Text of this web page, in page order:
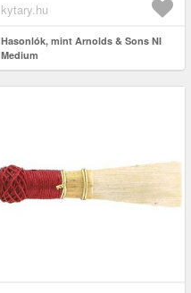
kytary.hu
Hasonlók, mint Arnolds & Sons NI
Medium